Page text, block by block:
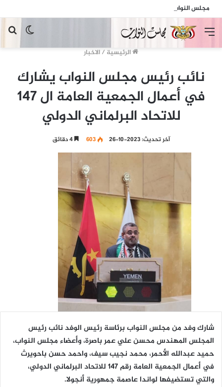
الوضع
المظلم
القائمة
الرئيسية/الاخبار
نائب رئيس مجلس النواب يشارك
في أعمال الجمعية العامة ال 147
للاتحاد البرلماني الدولي
آخر تحديث: 2023-10-26 603 4 دقائق
شارك وفد من مجلس النواب برئاسة رئيس الوفد نائب رئيس
المجلس المهندس محسن علي عمر باصرة، وأعضاء مجلس النواب،
حميد عبدالله الأحمر، محمد نجيب سيف، واحمد حسن باحويرث
في أعمال الجمعية العامة رقم 147 للاتحاد البرلماني الدولي،
والتي تستضيفها لواندا عاصمة جمهورية أنجولا.